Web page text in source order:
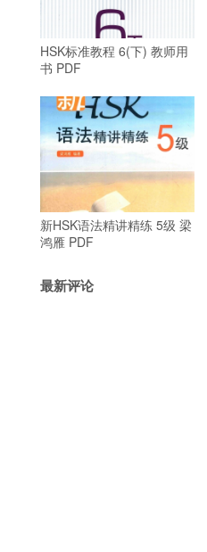
HSK标准教程 6(下) 教师用
书 PDF
新HSK语法精讲精练 5级 梁
鸿雁 PDF
最新评论